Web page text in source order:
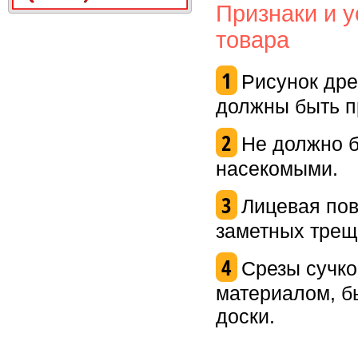
Признаки и
товара
1
Рисунок
должны быть
2 Не должно
насекомыми.
3 Лицевая
заметных
4 Срезы
материалом,
доски.